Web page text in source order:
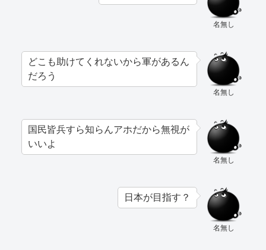
名無し
名無し
どこも助けてくれないから軍があるん
だろう
名無し
国民皆兵すら知らんアホだから無視が
いいよ
名無し
日本が目指す？